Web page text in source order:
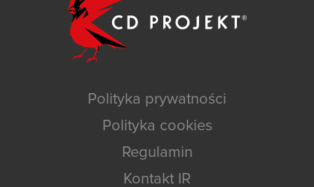
Polityka prywatności
Polityka cookies
Regulamin
Kontakt IR